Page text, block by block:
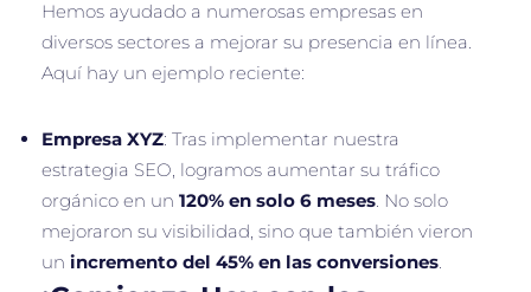
Hemos ayudado a numerosas empresas en
diversos sectores a mejorar su presencia en línea.
Aquí hay un ejemplo reciente:
Empresa XYZ: Tras implementar nuestra
estrategia SEO, logramos aumentar su tráfico
orgánico en un 120% en solo 6 meses . No solo
mejoraron su visibilidad, sino que también vieron
un incremento del 45% en las conversiones